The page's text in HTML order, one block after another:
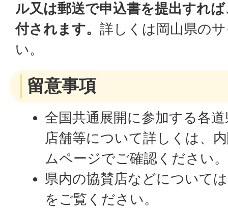
ル又は郵送で申込書を提出すれ
付されます。 詳しくは岡山県の
い。
留意事項
全国共通展開に参加する各
店舗等について詳しくは、
ムページでご確認ください。
県内の協賛店などについて
をご覧ください。